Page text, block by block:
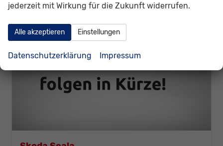
jederzeit mit Wirkung für die Zukunft widerrufen.
Alle akzeptieren Einstellungen
Datenschutzerklärung Impressum